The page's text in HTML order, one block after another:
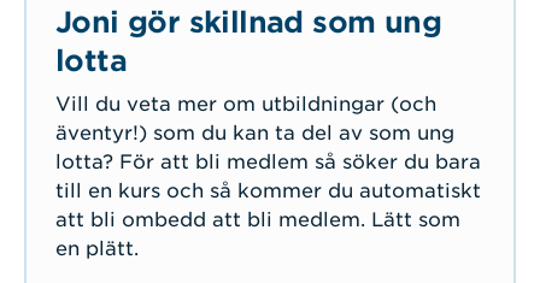
Joni gör skillnad som ung
lotta
Vill du veta mer om utbildningar (och
äventyr!) som du kan ta del av som ung
lotta? För att bli medlem så söker du bara
till en kurs och så kommer du automatiskt
att bli ombedd att bli medlem. Lätt som
en plätt.